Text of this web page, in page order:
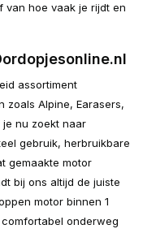
van hoe vaak je rijdt en
assortiment
zoals Alpine, Earasers,
je nu zoekt naar
gebruik, herbruikbare
gemaakte motor
bij ons altijd de juiste
motor binnen 1
onderweg